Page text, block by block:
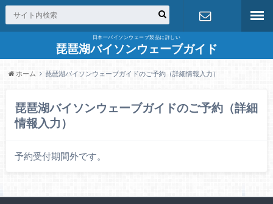
日本一バイソンウェーブ製品に詳しい
琵琶湖バイソンウェーブガイド
お問合せ
ホーム 琵琶湖バイソンウェーブガイドのご予約（詳細情報入力）
琵琶湖バイソンウェーブガイドのご予約（詳細
情報入力）
予約受付期間外です。